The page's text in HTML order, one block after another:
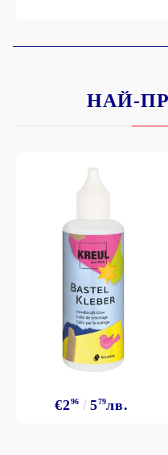
НАЙ-
€296 579лв.